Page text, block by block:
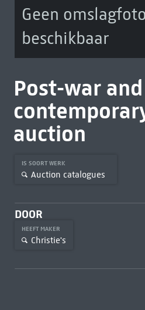
Geen omslagfoto
beschikbaar
Post-war and
auction
IS SOORT WERK
Auction catalogues
DOOR
HEEFT MAKER
Christie's